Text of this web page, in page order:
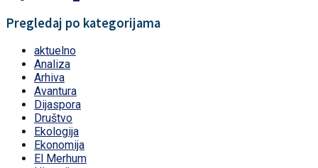
Pregledaj po kategorijama
aktuelno
Analiza
Arhiva
Avantura
Dijaspora
Društvo
Ekologija
Ekonomija
El Merhum